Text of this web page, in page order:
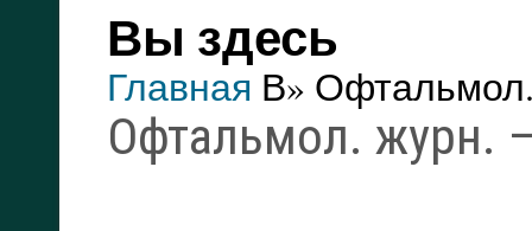
Вы здесь
Главная В»
Офтальмол. журн.